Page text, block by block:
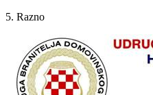
5. Razno